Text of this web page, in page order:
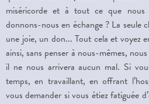
miséricorde et à tout ce que
donnons-nous en échange ? La seule
une joie, un don... Tout cela et voyez
ainsi, sans penser à nous-mêmes,
il ne nous arrivera aucun mal. Si
temps, en travaillant, en offrant
vous demander si vous étiez fatiguée